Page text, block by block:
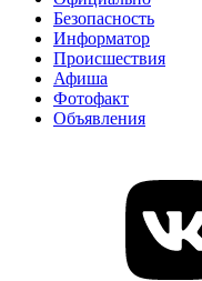
Безопасность
Информатор
Происшествия
Афиша
Фотофакт
Объявления